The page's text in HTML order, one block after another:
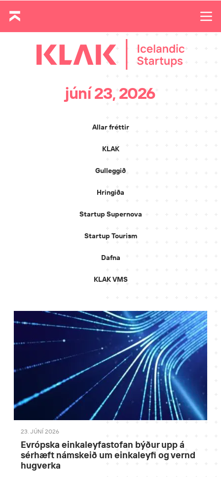
júní 23, 2026
Allar fréttir
KLAK
Gulleggið
Hringiða
Startup Supernova
Startup Tourism
Dafna
KLAK VMS
23. JÚNÍ 2026
Evrópska einkaleyfastofan býður upp á
sérhæft námskeið um einkaleyfi og vernd
hugverka